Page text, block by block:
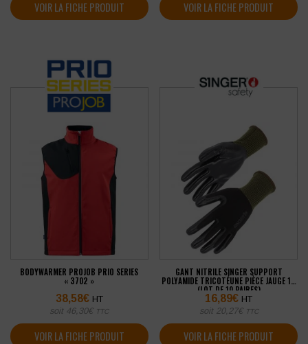
VOIR LA FICHE PRODUIT VOIR LA FICHE PRODUIT
BODYWARMER PROJOB PRIO SERIES
« 3702 »
38,58€ HT
soit 46,30€ TTC
VOIR LA FICHE PRODUIT
GANT NITRILE SINGER SUPPORT
POLYAMIDE TRICOTÉUNE PIÈCE JAUGE 13
(LOT DE 10 PAIRES)
16,89€ HT
soit 20,27€ TTC
VOIR LA FICHE PRODUIT